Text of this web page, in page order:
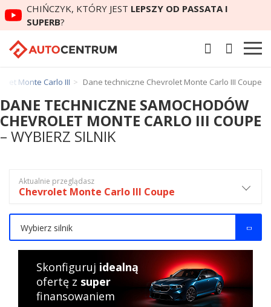
CHIŃCZYK, KTÓRY JEST LEPSZY OD PASSATA I
SUPERB?
Monte Carlo III Dane techniczne Chevrolet Monte Carlo III Coupe
DANE TECHNICZNE SAMOCHODÓW
CHEVROLET MONTE CARLO III COUPE
– WYBIERZ SILNIK
Aktualnie przeglądasz
Chevrolet Monte Carlo III Coupe
Wybierz silnik
Skonfiguruj idealną
ofertę z super
finansowaniem